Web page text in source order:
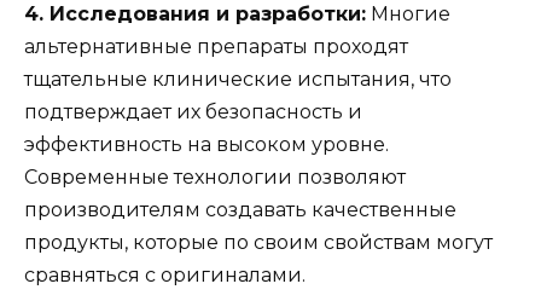
4. Исследования и разработки: Многие
альтернативные препараты проходят
тщательные клинические испытания, что
подтверждает их безопасность и
эффективность на высоком уровне.
Современные технологии позволяют
производителям создавать качественные
продукты, которые по своим свойствам могут
сравняться с оригиналами.